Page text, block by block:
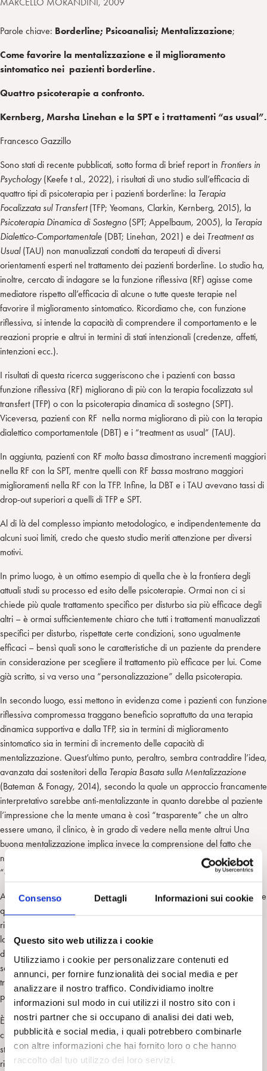
Consenso Dettagli Informazioni sui cookie
Questo sito web utilizza i cookie
Utilizziamo i cookie per personalizzare contenuti ed
annunci, per fornire funzionalità dei social media e per
analizzare il nostro traffico. Condividiamo inoltre
informazioni sul modo in cui utilizzi il nostro sito con i
nostri partner che si occupano di analisi dei dati web,
pubblicità e social media, i quali potrebbero combinarle
con altre informazioni che hai fornito loro o che hanno
raccolto dal tuo utilizzo dei loro servizi.
Parole chiave: Borderline; Psicoanalisi; Mentalizzazione;
Come favorire la mentalizzazione e il miglioramento
sintomatico nei pazienti borderline.
Quattro psicoterapie a confronto.
Kernberg, Marsha Linehan e la SPT e i trattamenti “as usual”.
Francesco Gazzillo
Sono stati di recente pubblicati, sotto forma di brief report in Frontiers in
Psychology(Keefe t al., 2022), i risultati di uno studio sull’efficacia di
quattro tipi di psicoterapia per i pazienti borderline: la Terapia
Focalizzata sul Transfert(TFP; Yeomans, Clarkin, Kernberg, 2015), la
Psicoterapia Dinamica di Sostegno(SPT; Appelbaum, 2005), la Terapia
Dialettico-Comportamentale (DBT; Linehan, 2021) e dei Treatment as
Usual(TAU) non manualizzati condotti da terapeuti di diversi
orientamenti esperti nel trattamento dei pazienti borderline. Lo studio ha,
inoltre, cercato di indagare se la funzione riflessiva (RF) agisse come
mediatore rispetto all’efficacia di alcune o tutte queste terapie nel
favorire il miglioramento sintomatico. Ricordiamo che, con funzione
riflessiva, si intende la capacità di comprendere il comportamento e le
reazioni proprie e altrui in termini di stati intenzionali (credenze, affetti,
intenzioni ecc.).
I risultati di questa ricerca suggeriscono che i pazienti con bassa
funzione riflessiva (RF) migliorano di più con la terapia focalizzata sul
transfert (TFP) o con la psicoterapia dinamica di sostegno (SPT).
Viceversa, pazienti con RF nella norma migliorano di più con la terapia
dialettico comportamentale (DBT) e i “treatment as usual” (TAU).
In aggiunta, pazienti con RF molto bassadimostrano incrementi maggiori
nella RF con la SPT, mentre quelli con RF bassamostrano maggiori
miglioramenti nella RF con la TFP. Infine, la DBT e i TAU avevano tassi di
drop-out superiori a quelli di TFP e SPT.
Al di là del complesso impianto metodologico, e indipendentemente da
alcuni suoi limiti, credo che questo studio meriti attenzione per diversi
motivi.
In primo luogo, è un ottimo esempio di quella che è la frontiera degli
attuali studi su processo ed esito delle psicoterapie. Ormai non ci si
chiede più quale trattamento specifico per disturbo sia più efficace degli
altri – è ormai sufficientemente chiaro che tutti i trattamenti manualizzati
specifici per disturbo, rispettate certe condizioni, sono ugualmente
efficaci – bensì quali sono le caratteristiche di un paziente da prendere
in considerazione per scegliere il trattamento più efficace per lui. Come
già scritto, si va verso una “personalizzazione” della psicoterapia.
In secondo luogo, essi mettono in evidenza come i pazienti con funzione
riflessiva compromessa traggano beneficio soprattutto da una terapia
dinamica supportiva e dalla TFP, sia in termini di miglioramento
sintomatico sia in termini di incremento delle capacità di
mentalizzazione. Quest’ultimo punto, peraltro, sembra contraddire l’idea,
avanzata dai sostenitori della Terapia Basata sulla Mentalizzazione
(Bateman & Fonagy, 2014), secondo la quale un approccio francamente
interpretativo sarebbe anti-mentalizzante in quanto darebbe al paziente
l’impressione che la mente umana è così “trasparente” che un altro
essere umano, il clinico, è in grado di vedere nella mente altrui Una
buona mentalizzazione implica invece la comprensione del fatto che
non si può “sapere” cosa pensi o provi un’altra persona (la mente è
“opaca”), ma solo immaginarlo e ipotizzarlo.
Al contempo, però, anche un approccio assai meno interpretativo, come
quello supportivo, sembra favorire un incremento della funzione
riflessiva, soprattutto in pazienti in cui essa è molto deficitaria, cosa che
lascia pensare che tale funzione possa beneficiare, in modo per così
dire indiretto, anche del rafforzamento dell’Io o del Sé derivato dal
sostegno del clinico. O, e questa è un’altra ipotesi possibile, da un
trattamento eseguito seguendo fedelmente un manuale, cioè
prevedibile.
È bene però sottolineare che, in questo come nei due studi precedenti
che hanno valutato i cambiamenti della RF nel corso di una TFP, la RF è
stata valutata per mezzo della scala di valutazione della funzione
riflessiva applicata ai trascritti dellaAdult Attachment Interview